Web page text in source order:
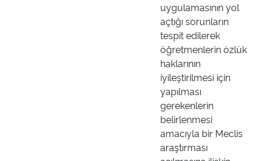
uygulamasının yol
açtığı sorunların
tespit edilerek
öğretmenlerin özlük
haklarının
iyileştirilmesi için
yapılması
gerekenlerin
belirlenmesi
amacıyla bir Meclis
araştırması